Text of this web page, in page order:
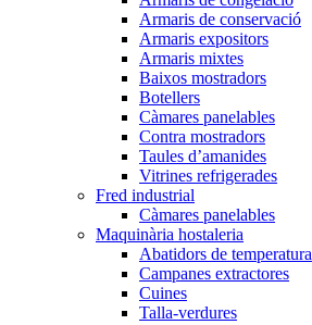
Armaris de conservació
Armaris expositors
Armaris mixtes
Baixos mostradors
Botellers
Càmares panelables
Contra mostradors
Taules d’amanides
Vitrines refrigerades
Fred industrial
Càmares panelables
Maquinària hostaleria
Abatidors de temperatura
Campanes extractores
Cuines
Talla-verdures